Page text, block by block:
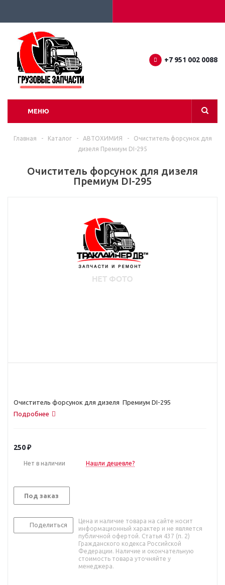
+7 951 002 0088
МЕНЮ
Главная - Каталог - АВТОХИМИЯ -
Очиститель форсунок для
дизеля Премиум DI-295
Очиститель форсунок для дизеля
Премиум DI-295
Очиститель форсунок для дизеля Премиум DI-295
Подробнее
250₽
Нет в наличии Нашли дешевле?
Под заказ
Поделиться
Цена и наличие товара на сайте носит
информационный характер и не является
публичной офертой. Статья 437 (п. 2)
Гражданского кодекса Российской
Федерации. Наличие и окончательную
стоимость товара уточняйте у
менеджера.